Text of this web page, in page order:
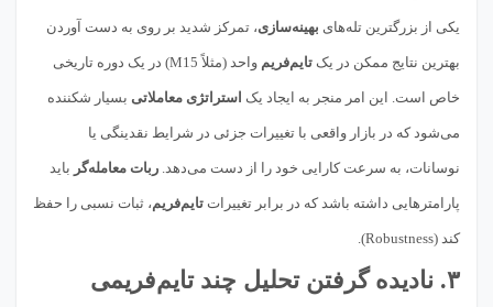
یکی از بزرگترین تله‌های بهینه‌سازی، تمرکز شدید بر روی به دست آوردن
بهترین نتایج ممکن در یک تایم‌فریم واحد (مثلاً M15) در یک دوره تاریخی
خاص است. این امر منجر به ایجاد یک استراتژی معاملاتی بسیار شکننده
می‌شود که در بازار واقعی با تغییرات جزئی در شرایط نقدینگی یا
نوسانات، به سرعت کارایی خود را از دست می‌دهد. ربات معامله‌گر باید
پارامترهایی داشته باشد که در برابر تغییرات تایم‌فریم، ثبات نسبی را حفظ
کند (Robustness).
۳. نادیده گرفتن تحلیل چند تایم‌فریمی